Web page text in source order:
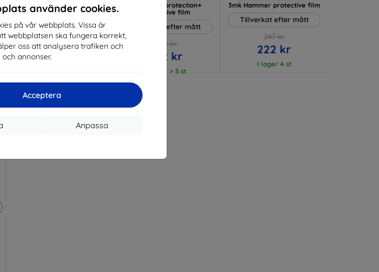
använder cookies.
på vår webbplats. Vissa är
webbplatsen ska fungera korrekt,
oss att analysera trafiken och
annonser.
Acceptera
Anpassa
3mk Pure Matt protective
glass
Tillverkat efter mått
170 kr
153 kr
3mk Silverprotection+
protective film
Tillverkat efter mått
236 kr
212 kr
I lager > 5 st
3mk Hammer protective film
Tillverkat efter mått
247 kr
222 kr
I lager 4 st